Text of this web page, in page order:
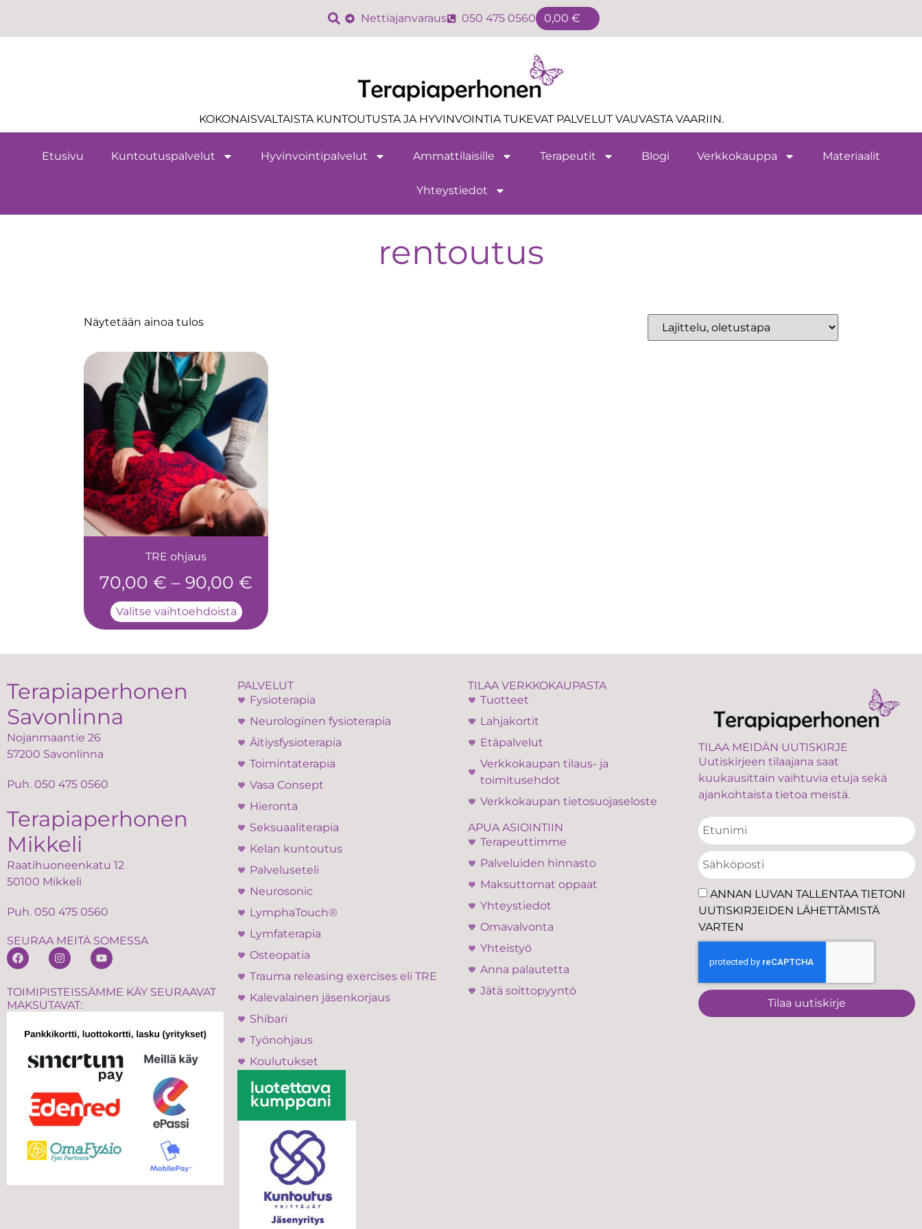
Nettiajanvaraus 050 475 0560 0,00 €
KOKONAISVALTAISTA KUNTOUTUSTA JA HYVINVOINTIA TUKEVAT PALVELUT VAUVASTA VAARIIN.
Etusivu Kuntoutuspalvelut Hyvinvointipalvelut Ammattilaisille Terapeutit Blogi Verkkokauppa Materiaalit
Yhteystiedot
rentoutus
Näytetään ainoa tulos
TRE ohjaus
70,00 € – 90,00 €
Valitse vaihtoehdoista
Terapiaperhonen
Savonlinna
Nojanmaantie 26
57200 Savonlinna
Puh. 050 475 0560
Terapiaperhonen
Mikkeli
Raatihuoneenkatu 12
50100 Mikkeli
Puh. 050 475 0560
SEURAA MEITÄ SOMESSA
TOIMIPISTEISSÄMME KÄY SEURAAVAT
MAKSUTAVAT:
PALVELUT
Fysioterapia
Neurologinen fysioterapia
Äitiysfysioterapia
Toimintaterapia
Vasa Consept
Hieronta
Seksuaaliterapia
Kelan kuntoutus
Palveluseteli
Neurosonic
LymphaTouch®
Lymfaterapia
Osteopatia
Trauma releasing exercises eli TRE
Kalevalainen jäsenkorjaus
Shibari
Työnohjaus
Koulutukset
TILAA VERKKOKAUPASTA
Tuotteet
Lahjakortit
Etäpalvelut
Verkkokaupan tilaus- ja
toimitusehdot
Verkkokaupan tietosuojaseloste
APUA ASIOINTIIN
Terapeuttimme
Palveluiden hinnasto
Maksuttomat oppaat
Yhteystiedot
Omavalvonta
Yhteistyö
Anna palautetta
Jätä soittopyyntö
TILAA MEIDÄN UUTISKIRJE
Uutiskirjeen tilaajana saat
kuukausittain vaihtuvia etuja sekä
ajankohtaista tietoa meistä.
ANNAN LUVAN TALLENTAA TIETONI
UUTISKIRJEIDEN LÄHETTÄMISTÄ
VARTEN
Tilaa uutiskirje